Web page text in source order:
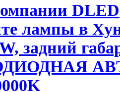
DLED
лампы в
задний